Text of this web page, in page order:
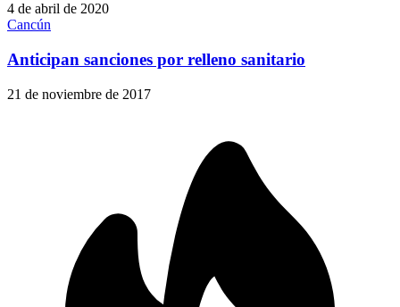
4 de abril de 2020
Cancún
Anticipan sanciones por relleno sanitario
21 de noviembre de 2017